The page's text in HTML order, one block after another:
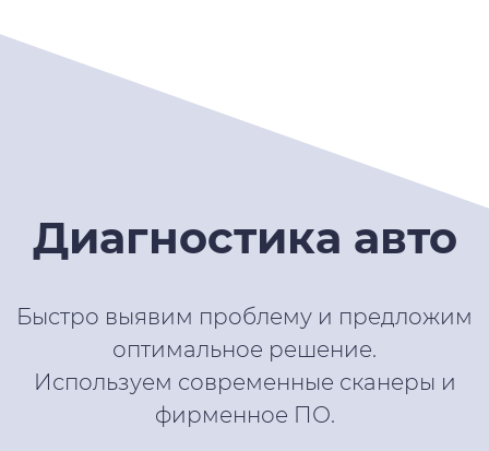
Диагностика авто
Быстро выявим проблему и предложим
оптимальное решение.
Используем современные сканеры и
фирменное ПО.